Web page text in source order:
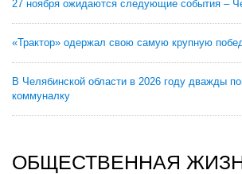
27 ноября ожидаются следующие события –
«Трактор» одержал свою самую крупную
В Челябинской области в 2026 году дважды
коммуналку
ОБЩЕСТВЕННАЯ